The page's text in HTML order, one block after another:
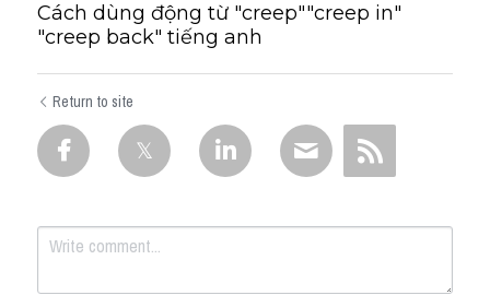
Cách dùng động từ "creep""creep in"
"creep back" tiếng anh
Return to site